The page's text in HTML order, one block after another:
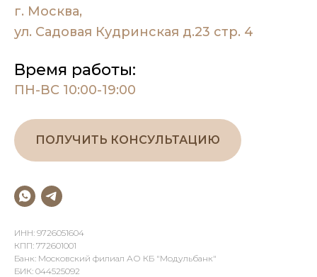
г. Москва,
ул. Садовая Кудринская д.23 стр. 4
Время работы:
ПН-ВС 10:00-19:00
ПОЛУЧИТЬ КОНСУЛЬТАЦИЮ
ИНН: 9726051604
КПП: 772601001
Банк: Московский филиал АО КБ "Модульбанк"
БИК: 044525092